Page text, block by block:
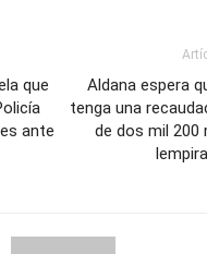
que
ante
Aldana espera
tenga una
de dos mil 200